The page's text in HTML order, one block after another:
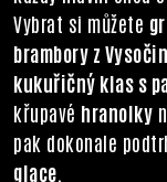
Vybrat si můžete
brambory z
kukuřičný klas s
křupavé hranolky
pak dokonale
glace